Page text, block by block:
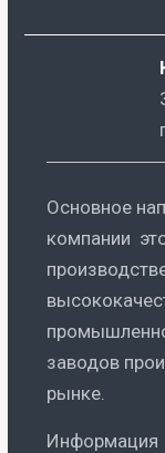
Основное
компании
заводов
рынке.
Информация